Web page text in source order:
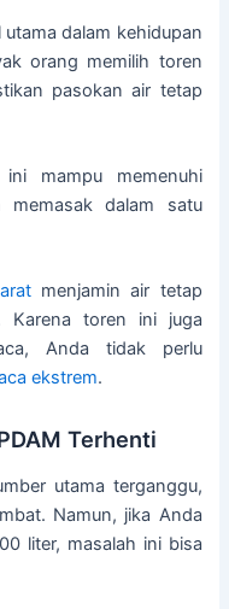
dalam kehidupan
orang memilih toren
pasokan air tetap
mampu memenuhi
memasak dalam satu
menjamin air tetap
Karena toren ini juga
Anda tidak perlu
ekstrem.
Terhenti
utama terganggu,
Namun, jika Anda
liter, masalah ini bisa